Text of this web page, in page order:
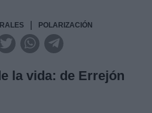
POLARIZACIÓN
la vida: de Errejón